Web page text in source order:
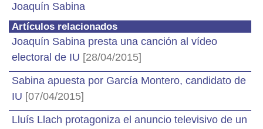
Joaquín Sabina
Artículos relacionados
Joaquín Sabina presta una canción al vídeo
electoral de IU [28/04/2015]
Sabina apuesta por García Montero, candidato de
IU [07/04/2015]
Lluís Llach protagoniza el anuncio televisivo de un